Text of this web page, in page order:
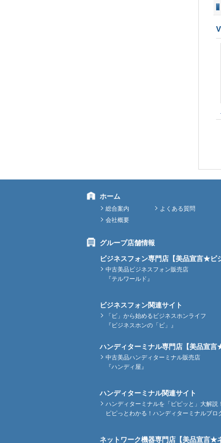
ホーム
総合案内
会社概要
よくある質問
グループ店舗情報
ビジネスフォン専門店【美品宣言★ビ
中古美品ビジネスフォン販売店
『テルワールド』
ビジネスフォン関連サイト
「ビ」から始めるビジネスホンライフ
『ビジネスホンの「ビ」』
ハンディターミナル専門店【美品宣
中古美品ハンディターミナル販売店
『ハンディ屋』
ハンディターミナル関連サイト
ハンディターミナルを「ピピッと」大解説
ピピっとわかる！ハンディターミナルブロ
ネットワーク機器専門店【美品宣言★